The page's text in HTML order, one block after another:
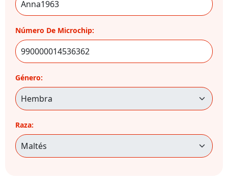
Número De Microchip:
Género:
Raza: